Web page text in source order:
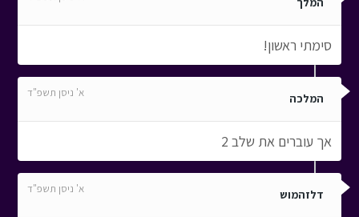
סימתי ראשון!
המלכה א' ניסן תשפ"ד
אך עוברים את שלב 2
דלזהמוש א' ניסן תשפ"ד